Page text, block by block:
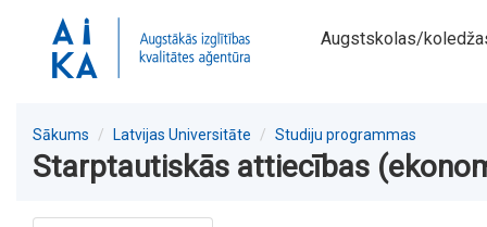
Augstskolas/
Sākums Latvijas Universitāte Studiju programmas
Starptautiskās attiecības